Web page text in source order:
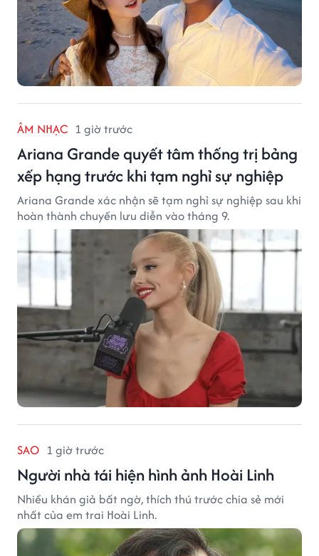
ÂM NHẠC 1 giờ trước
Ariana Grande quyết tâm thống trị bảng
xếp hạng trước khi tạm nghỉ sự nghiệp
Ariana Grande xác nhận sẽ tạm nghỉ sự nghiệp sau khi
hoàn thành chuyến lưu diễn vào tháng 9.
SAO 1 giờ trước
Người nhà tái hiện hình ảnh Hoài Linh
Nhiều khán giả bất ngờ, thích thú trước chia sẻ mới
nhất của em trai Hoài Linh.